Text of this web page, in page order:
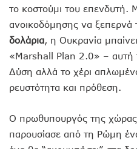
το κοστούμι του επενδυτή.
ανοικοδόμησης να ξεπερνά
δολάρια , η Ουκρανία
«Marshall Plan 2.0» – αυτή
Δύση αλλά το χέρι
ρευστότητα και πρόθεση.
Ο πρωθυπουργός της χώρας,
παρουσίασε από τη Ρώμη